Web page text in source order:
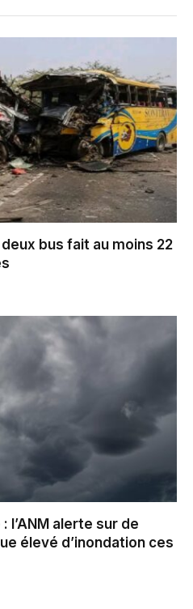
bus fait au moins 22
l’ANM alerte sur de
élevé d’inondation ces